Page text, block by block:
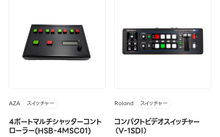
AZA スイッチャー
4ポートマルチシャッターコント
ローラー(HSB-4MSC01)
Roland スイッチャー
コンパクトビデオスイッチャー
（V-1SDI）